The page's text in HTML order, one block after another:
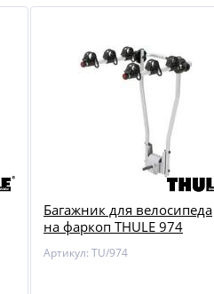
Багажник для велосипеда
на фаркоп THULE 974
Артикул: TU/974